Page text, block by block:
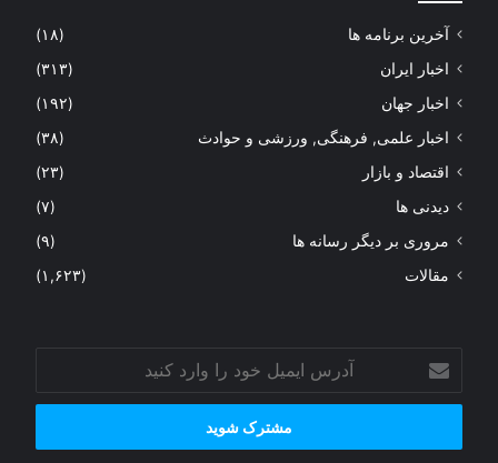
آخرین برنامه ها
(۱۸)
اخبار ایران
(۳۱۳)
اخبار جهان
(۱۹۲)
اخبار علمی, فرهنگی, ورزشی و حوادث
(۳۸)
اقتصاد و بازار
(۲۳)
دیدنی ها
(۷)
مروری بر دیگر رسانه ها
(۹)
مقالات
(۱,۶۲۳)
آدرس
ایمیل
خود
وارد